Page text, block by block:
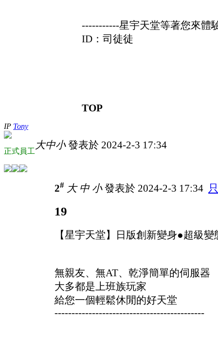
-----------星宇天堂等著您來體
ID：司徒徒
TOP
IP Tony
正式員工
大中小發表於 2024-2-3 17:34
2# 大 中 小發表於 2024-2-3 17:34
19
【星宇天堂】日版創新變身●超級變
無親友、無AT、乾淨簡單的伺服器
大多都是上班族玩家
給您一個輕鬆休閒的好天堂
--------------------------------------------